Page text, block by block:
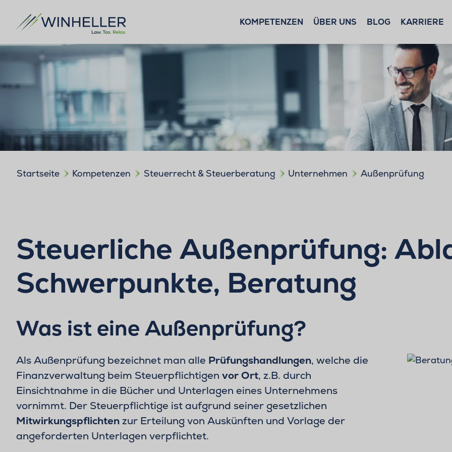
KOMPETENZEN ÜBER UNS BLOG KARRIERE
Startseite Kompetenzen Steuerrecht & Steuerberatung Unternehmen Außenprüfung
Steuerliche Außenprüfung:
Schwerpunkte, Beratung
Was ist eine Außenprüfung?
Als Außenprüfung bezeichnet man alle Prüfungshandlungen, welche die
Finanzverwaltung beim Steuerpflichtigen vor Ort, z.B. durch
Einsichtnahme in die Bücher und Unterlagen eines Unternehmens
vornimmt. Der Steuerpflichtige ist aufgrund seiner gesetzlichen
Mitwirkungspflichtenzur Erteilung von Auskünften und Vorlage der
angeforderten Unterlagen verpflichtet.